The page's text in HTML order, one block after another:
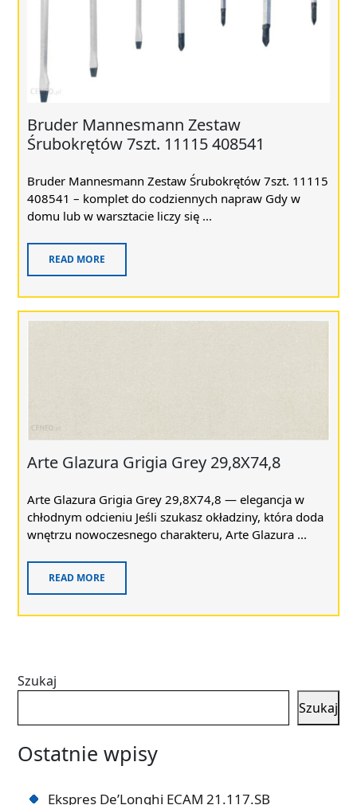
Bruder Mannesmann Zestaw
Śrubokrętów 7szt. 11115 408541
Bruder Mannesmann Zestaw Śrubokrętów 7szt. 11115
408541 – komplet do codziennych napraw Gdy w
domu lub w warsztacie liczy się ...
READ MORE
Arte Glazura Grigia Grey 29,8X74,8
Arte Glazura Grigia Grey 29,8X74,8 — elegancja w
chłodnym odcieniu Jeśli szukasz okładziny, która doda
wnętrzu nowoczesnego charakteru, Arte Glazura ...
READ MORE
Szukaj
Szukaj
Ostatnie wpisy
Ekspres De’Longhi ECAM 21.117.SB